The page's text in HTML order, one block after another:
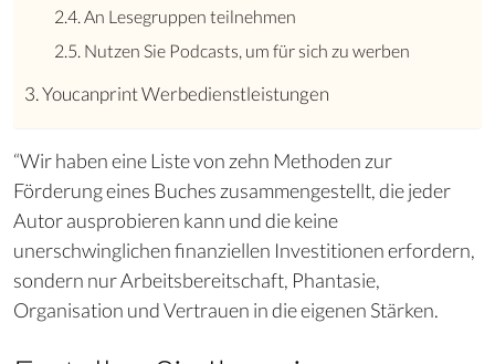
An Lesegruppen teilnehmen
Nutzen Sie Podcasts, um für sich zu werben
Youcanprint Werbedienstleistungen
“Wir haben eine Liste von zehn Methoden zur
Förderung eines Buches zusammengestellt, die jeder
Autor ausprobieren kann und die keine
unerschwinglichen finanziellen Investitionen erfordern,
sondern nur Arbeitsbereitschaft, Phantasie,
Organisation und Vertrauen in die eigenen Stärken.